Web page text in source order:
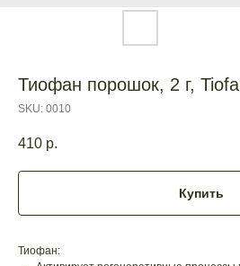
Тиофан порошок, 2 г,
SKU: 0010
410 р.
Купить
Тиофан: